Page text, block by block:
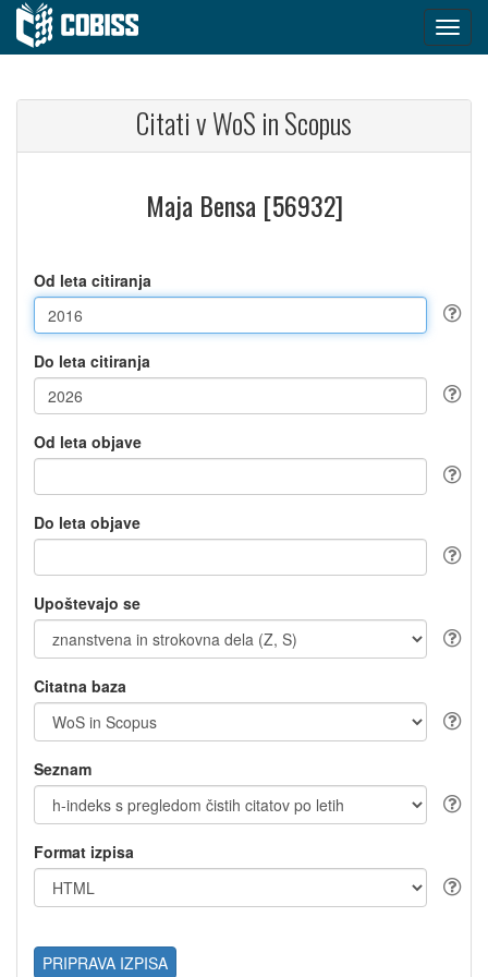
Citati v WoS in Scopus
Maja Bensa [56932]
Od leta citiranja
Do leta citiranja
Od leta objave
Do leta objave
Upoštevajo se
Citatna baza
Seznam
Format izpisa
PRIPRAVA IZPISA